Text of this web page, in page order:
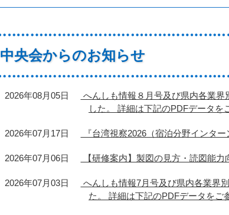
中央会からのお知らせ
2026年08月05日
へんしも情報８月号及び県内各業界
した。 詳細は下記のPDFデータを
2026年07月17日 『台湾視察2026（宿泊分野インタ
2026年07月06日 【研修案内】製図の見方・読図能力
2026年07月03日
へんしも情報7月号及び県内各業界
た。 詳細は下記のPDFデータをご